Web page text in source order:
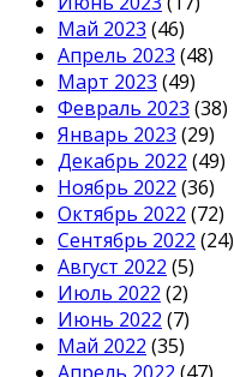
Май 2023 (46)
Апрель 2023 (48)
Март 2023 (49)
Февраль 2023 (38)
Январь 2023 (29)
Декабрь 2022 (49)
Ноябрь 2022 (36)
Октябрь 2022 (72)
Сентябрь 2022 (24)
Август 2022 (5)
Июль 2022 (2)
Июнь 2022 (7)
Май 2022 (35)